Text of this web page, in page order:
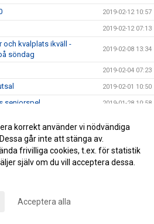
2019-02-12 10:57
2019-02-12 07:13
och kvalplats ikväll -
söndag
2019-02-08 13:34
2019-02-04 07:23
2019-02-01 10:50
seniorspel 2019-01-28 10:58
2019-01-20 20:47
rapport från jullovet
korrekt använder vi nödvändiga
går inte att stänga av.
frivilliga cookies, t.ex. för statistik
själv om du vill acceptera dessa.
Acceptera alla